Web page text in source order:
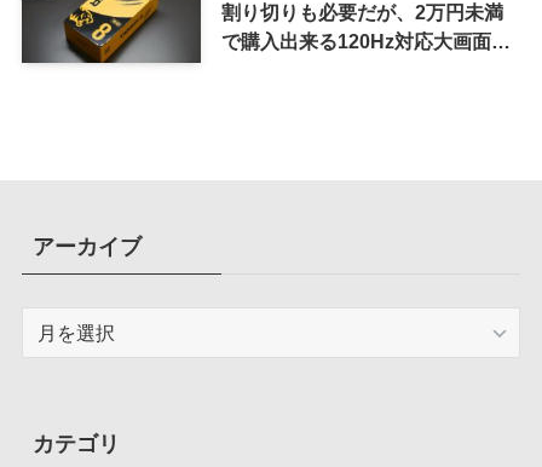
割り切りも必要だが、2万円未満
で購入出来る120Hz対応大画面ス
アーカイブ
ブカテゴリ